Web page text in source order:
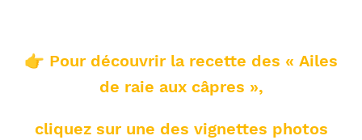
👉 Pour découvrir la recette des « Ailes
de raie aux câpres »,
cliquez sur une des vignettes photos